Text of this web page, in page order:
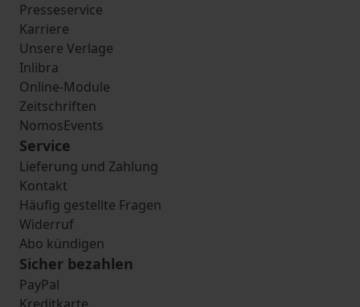
Presseservice
Karriere
Unsere Verlage
Inlibra
Online-Module
Zeitschriften
NomosEvents
Service
Lieferung und Zahlung
Kontakt
Häufig gestellte Fragen
Widerruf
Abo kündigen
Sicher bezahlen
PayPal